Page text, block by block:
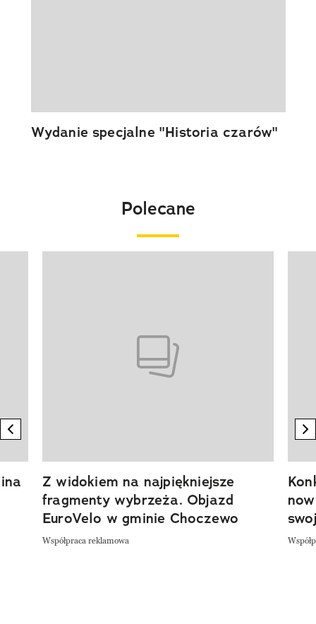
Wydanie specjalne "Historia czarów"
Polecane
previous element
Z widokiem na najpiękniejsze
fragmenty wybrzeża. Objazd
EuroVelo w gminie Choczewo
Współpraca reklamowa